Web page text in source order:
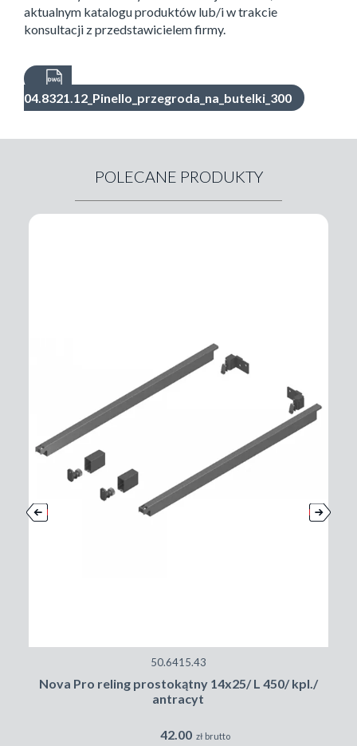
aktualnym katalogu produktów lub/i w trakcie
konsultacji z przedstawicielem firmy.
04.8321.12_Pinello_przegroda_na_butelki_300
POLECANE PRODUKTY
50.6415.43
Nova Pro reling prostokątny 14x25/ L 450/ kpl./
antracyt
42.00 zł brutto